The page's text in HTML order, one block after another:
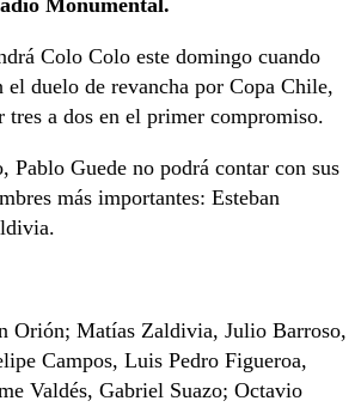
Monumental.
Colo Colo este domingo cuando
el duelo de revancha por Copa Chile,
tres a dos en el primer compromiso.
Pablo Guede no podrá contar con sus
más importantes: Esteban
Orión; Matías Zaldivia, Julio Barroso,
Campos, Luis Pedro Figueroa,
Valdés, Gabriel Suazo; Octavio